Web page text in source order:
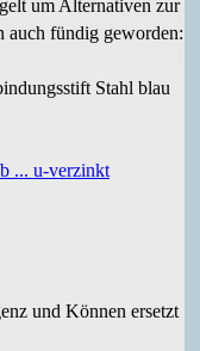
um Alternativen zur
auch fündig geworden:
Stahl blau
... u-verzinkt
und Können ersetzt